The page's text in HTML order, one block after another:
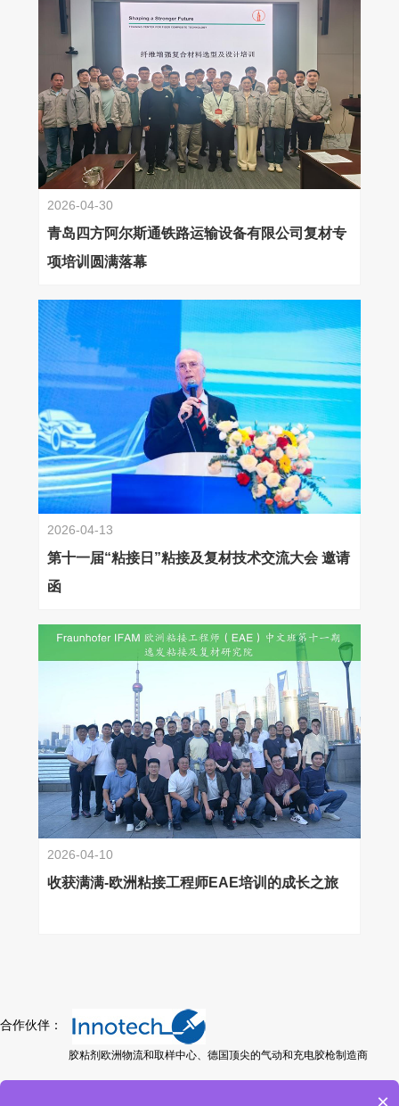
2026-04-30
青岛四方阿尔斯通铁路运输设备有限公司复材专
项培训圆满落幕
2026-04-13
第十一届“粘接日”粘接及复材技术交流大会 邀请
函
2026-04-10
收获满满-欧洲粘接工程师EAE培训的成长之旅
合作伙伴：
胶粘剂欧洲物流和取样中心、德国顶尖的气动和充电胶枪制造商